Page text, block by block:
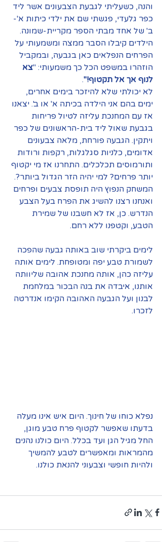
והנה, כשעליתי לגבעת הצבעונים אשר ליד
כפר גלעדי, פגשתי שם את ילדי כיתות א'-
ב' של אחד מבתי הספר מקריית-שמונה.
הילדים קיבלו הסבר ממצה ומשמעותי על
הפרחים הנפלאים כאן בגבעה, ובמקביל
הוזהרו במשפט הכל כך משמעותי: "צא
לנוף אך אל תקטוף!".
לא יכולתי שלא להיזכר בימים אחרים,
ימים בהם אני הילדה בכיתה א' או ב'. יצאנו
אז עם המחנכת עליזה לטיול פריחות
בגבעת שאול ליד בית-הראשונים של כפר
ויתקין. הגבעה פורחת, מלאה צבעונים
אדומים, כלניות סגלגלות, רקפות ורודות
ותורמוסים תכלכלים. התחרנו אז מי יקטוף
יותר פרחים? למי יהיה הזר הגדול ביותר?.
המשחק הנפוץ היה תופסת צבעים ופרחים
ואנחנו רצנו להשיג את הפרח בעל הצבע
הנדרש. כן, אז לא חשבנו של שמירת
הטבע, וקטפנו ללא רחם.
לימים ביקרתי שוב באותה גבעה שהפכה
לשמורת טבע יפה ומטופחת. לימים אותה
עליזה כהן, אותה מחנכת אהובה שליוותה
אותנו, איבדה את בנה הבכור במלחמת
לבנון ועל הגבעה האהובה הקימו אנדרטה
לזכרו.
נפלא כוחו של חינוך. היום איש אינו מעלה
בדעתו שאפשר לקטוף פרח טבע מוגן,
החל מגיל הגן ועד בכלל. היום כולנו נהנים
מהמראות ומאפשרים לטבע להמשיך
ולהיות חופשי וצבעוני להנאת כולנו.